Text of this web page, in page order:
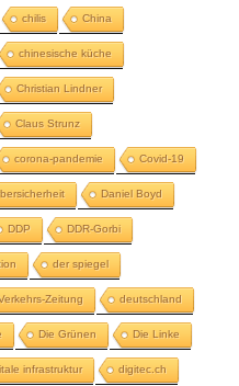
chilis China
chinesische küche
Christian Lindner
Claus Strunz
corona-pandemie Covid-19
Daniel Boyd
DDP DDR-Gorbi
der spiegel
Zeitung deutschland
Die Grünen Die Linke
infrastruktur digitec.ch